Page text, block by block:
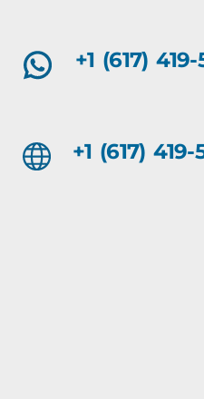
+1 (617)
+1 (617)